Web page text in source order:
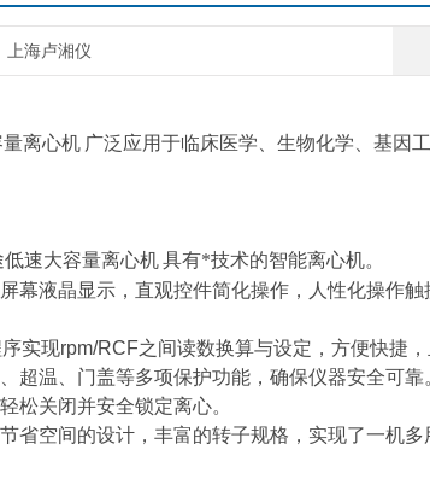
上海卢湘仪
离心机 广泛应用于临床医学、生物化学、基因
速大容量离心机具有*技术的智能离心机。
幕液晶显示，直观控件简化操作，人性化操作
实现rpm/RCF之间读数换算与设定，方便快捷
超温、门盖等多项保护功能，确保仪器安全可靠
松关闭并安全锁定离心。
省空间的设计，丰富的转子规格，实现了一机多